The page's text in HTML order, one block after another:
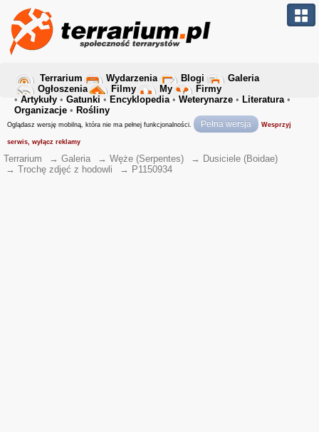
Terrarium Wydarzenia Blogi
Galeria
Ogłoszenia
Filmy My
Firmy
• Artykuły • Gatunki • Encyklopedia• Weterynarze • Literatura•
Organizacje • Rośliny
Oglądasz wersję mobilną, która nie ma pełnej funkcjonalności. Pełna wersja Wesprzyj
serwis, wyłącz reklamy
Terrarium → Galeria → Węże (Serpentes) → Dusiciele (Boidae)
→ Trochę zdjęć z hodowli → P1150934